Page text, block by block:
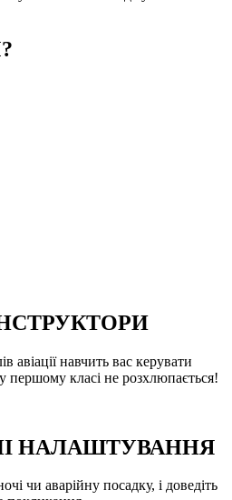
авіації навчить вас керувати
першому класі не розхлюпається!
НАЛАШТУВАННЯ
чи аварійну посадку, і доведіть